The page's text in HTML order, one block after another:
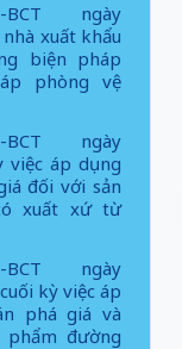
ngày
xuất khẩu
biện pháp
phòng vệ
ngày
việc áp dụng
đối với sản
xuất xứ từ
ngày
kỳ việc áp
phá giá và
đường